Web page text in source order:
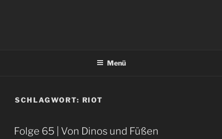
Menü
SCHLAGWORT: RIOT
Folge 65 | Von Dinos und Füßen